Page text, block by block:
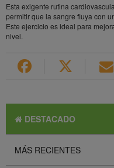
Esta exigente rutina
permitir que la sangre fluya con
Este ejercicio es ideal para
nivel.
DESTACADO
MÁS RECIENTES